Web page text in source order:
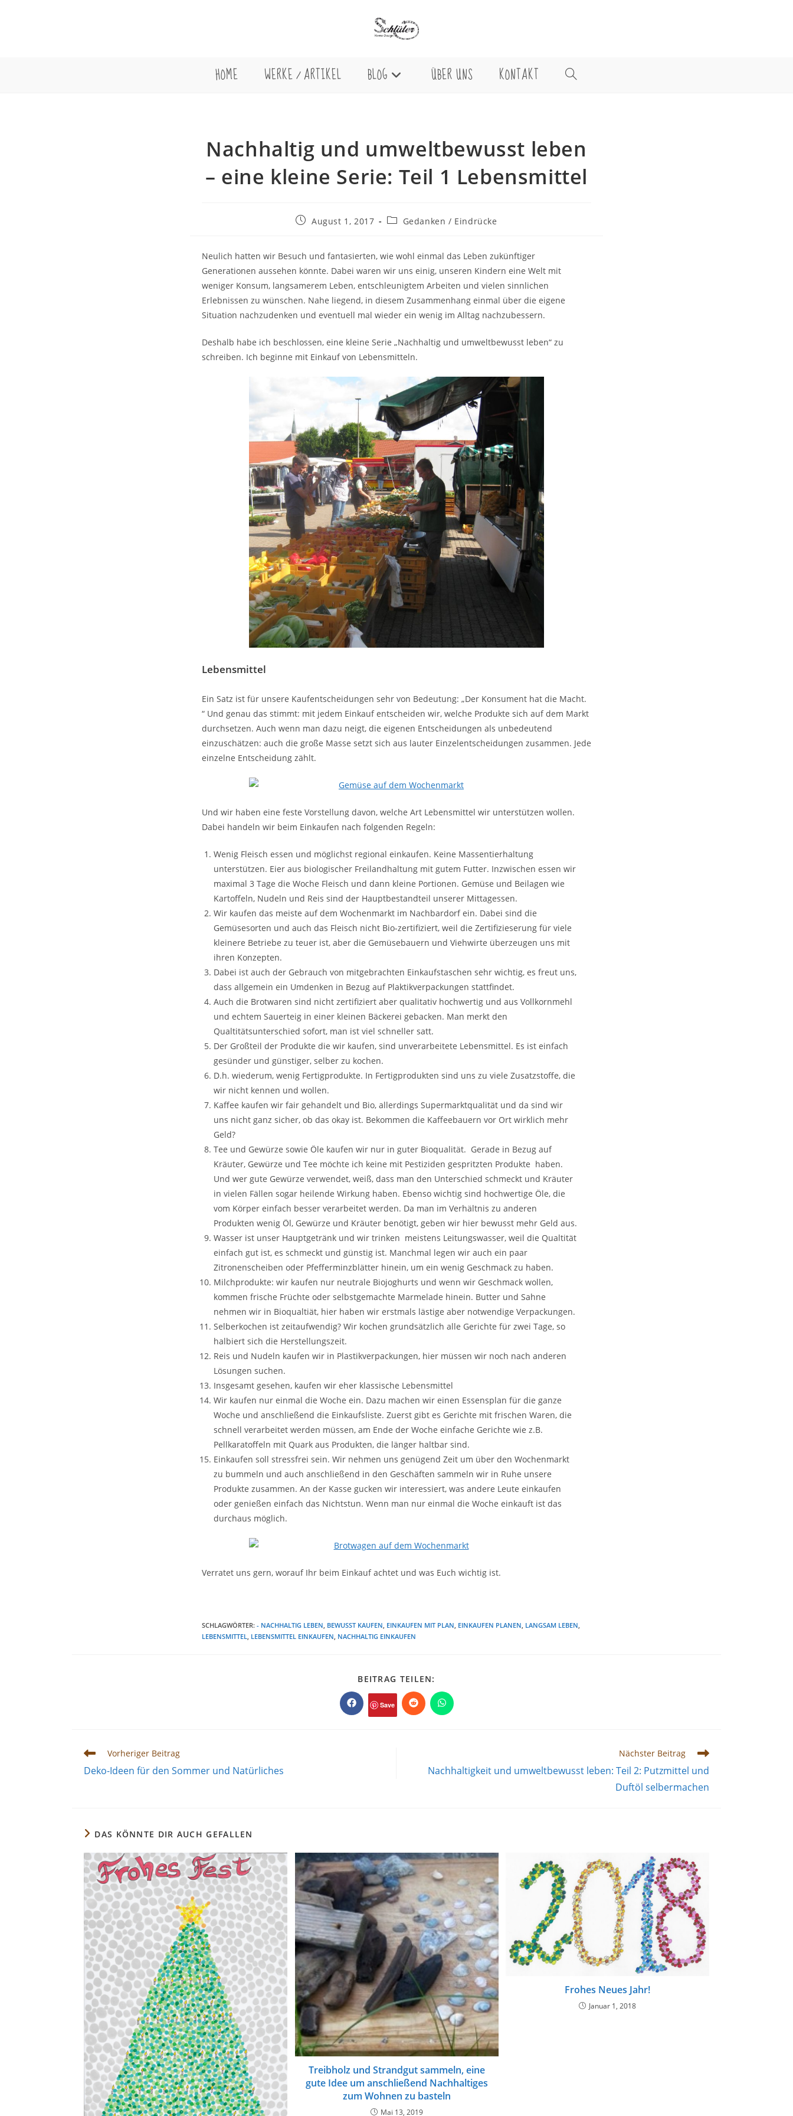
HOME WERKE / ARTIKEL BLOG ÜBER UNS KONTAKT WEBSITE-
UMSCHALTEN
Nachhaltig und umweltbewusst leben
– eine kleine Serie: Teil 1 Lebensmittel
BeitragAugust 1, 2017
Beitrags-
Gedanken / Eindrücke
Neulich hatten wir Besuch und fantasierten, wie wohl einmal das Leben zukünftiger
Generationen aussehen könnte. Dabei waren wir uns einig, unseren Kindern eine Welt mit
weniger Konsum, langsamerem Leben, entschleunigtem Arbeiten und vielen sinnlichen
Erlebnissen zu wünschen. Nahe liegend, in diesem Zusammenhang einmal über die eigene
Situation nachzudenken und eventuell mal wieder ein wenig im Alltag nachzubessern.
Deshalb habe ich beschlossen, eine kleine Serie „Nachhaltig und umweltbewusst leben“ zu
schreiben. Ich beginne mit Einkauf von Lebensmitteln.
Lebensmittel
Ein Satz ist für unsere Kaufentscheidungen sehr von Bedeutung: „Der Konsument hat die Macht.
“ Und genau das stimmt: mit jedem Einkauf entscheiden wir, welche Produkte sich auf dem Markt
durchsetzen. Auch wenn man dazu neigt, die eigenen Entscheidungen als unbedeutend
einzuschätzen: auch die große Masse setzt sich aus lauter Einzelentscheidungen zusammen. Jede
einzelne Entscheidung zählt.
Und wir haben eine feste Vorstellung davon, welche Art Lebensmittel wir unterstützen wollen.
Dabei handeln wir beim Einkaufen nach folgenden Regeln:
Wenig Fleisch essen und möglichst regional einkaufen. Keine Massentierhaltung
unterstützen. Eier aus biologischer Freilandhaltung mit gutem Futter. Inzwischen essen wir
maximal 3 Tage die Woche Fleisch und dann kleine Portionen. Gemüse und Beilagen wie
Kartoffeln, Nudeln und Reis sind der Hauptbestandteil unserer Mittagessen.
Wir kaufen das meiste auf dem Wochenmarkt im Nachbardorf ein. Dabei sind die
Gemüsesorten und auch das Fleisch nicht Bio-zertifiziert, weil die Zertifizieserung für viele
kleinere Betriebe zu teuer ist, aber die Gemüsebauern und Viehwirte überzeugen uns mit
ihren Konzepten.
Dabei ist auch der Gebrauch von mitgebrachten Einkaufstaschen sehr wichtig, es freut uns,
dass allgemein ein Umdenken in Bezug auf Plaktikverpackungen stattfindet.
Auch die Brotwaren sind nicht zertifiziert aber qualitativ hochwertig und aus Vollkornmehl
und echtem Sauerteig in einer kleinen Bäckerei gebacken. Man merkt den
Qualtitätsunterschied sofort, man ist viel schneller satt.
Der Großteil der Produkte die wir kaufen, sind unverarbeitete Lebensmittel. Es ist einfach
gesünder und günstiger, selber zu kochen.
D.h. wiederum, wenig Fertigprodukte. In Fertigprodukten sind uns zu viele Zusatzstoffe, die
wir nicht kennen und wollen.
Kaffee kaufen wir fair gehandelt und Bio, allerdings Supermarktqualität und da sind wir
uns nicht ganz sicher, ob das okay ist. Bekommen die Kaffeebauern vor Ort wirklich mehr
Geld?
Tee und Gewürze sowie Öle kaufen wir nur in guter Bioqualität. Gerade in Bezug auf
Kräuter, Gewürze und Tee möchte ich keine mit Pestiziden gespritzten Produkte haben.
Und wer gute Gewürze verwendet, weiß, dass man den Unterschied schmeckt und Kräuter
in vielen Fällen sogar heilende Wirkung haben. Ebenso wichtig sind hochwertige Öle, die
vom Körper einfach besser verarbeitet werden. Da man im Verhältnis zu anderen
Produkten wenig Öl, Gewürze und Kräuter benötigt, geben wir hier bewusst mehr Geld aus.
Wasser ist unser Hauptgetränk und wir trinken meistens Leitungswasser, weil die Qualtität
einfach gut ist, es schmeckt und günstig ist. Manchmal legen wir auch ein paar
Zitronenscheiben oder Pfefferminzblätter hinein, um ein wenig Geschmack zu haben.
Milchprodukte: wir kaufen nur neutrale Biojoghurts und wenn wir Geschmack wollen,
kommen frische Früchte oder selbstgemachte Marmelade hinein. Butter und Sahne
nehmen wir in Bioqualtiät, hier haben wir erstmals lästige aber notwendige Verpackungen.
Selberkochen ist zeitaufwendig? Wir kochen grundsätzlich alle Gerichte für zwei Tage, so
halbiert sich die Herstellungszeit.
Reis und Nudeln kaufen wir in Plastikverpackungen, hier müssen wir noch nach anderen
Lösungen suchen.
Insgesamt gesehen, kaufen wir eher klassische Lebensmittel
Wir kaufen nur einmal die Woche ein. Dazu machen wir einen Essensplan für die ganze
Woche und anschließend die Einkaufsliste. Zuerst gibt es Gerichte mit frischen Waren, die
schnell verarbeitet werden müssen, am Ende der Woche einfache Gerichte wie z.B.
Pellkaratoffeln mit Quark aus Produkten, die länger haltbar sind.
Einkaufen soll stressfrei sein. Wir nehmen uns genügend Zeit um über den Wochenmarkt
zu bummeln und auch anschließend in den Geschäften sammeln wir in Ruhe unsere
Produkte zusammen. An der Kasse gucken wir interessiert, was andere Leute einkaufen
oder genießen einfach das Nichtstun. Wenn man nur einmal die Woche einkauft ist das
durchaus möglich.
Verratet uns gern, worauf Ihr beim Einkauf achtet und was Euch wichtig ist.
SCHLAGWÖRTER: - NACHHALTIG LEBEN BEWUSST KAUFEN EINKAUFEN MIT PLAN EINKAUFEN PLANEN LANGSAM LEBEN
LEBENSMITTEL
LEBENSMITTEL EINKAUFEN NACHHALTIG EINKAUFEN
BEITRAG TEILEN:
INHALT
TEILEN
Öffnet
in
Save Öffnet
in
Öffnet
in
Weitere
Artikel
ansehen
Vorheriger Beitrag
Deko-Ideen für den Sommer und Natürliches
Nächster Beitrag
Nachhaltigkeit und umweltbewusst leben: Teil 2: Putzmittel und
Duftöl selbermachen
DAS KÖNNTE DIR AUCH GEFALLEN
Treibholz und Strandgut sammeln, eine
gute Idee um anschließend Nachhaltiges
zum Wohnen zu basteln
Mai 13, 2019
Frohes Neues Jahr!
Januar 1, 2018